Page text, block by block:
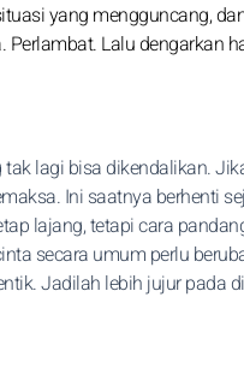
yang mengguncang,
Lalu dengarkan
lagi bisa dikendalikan.
Ini saatnya berhenti
lajang, tetapi cara
secara umum perlu
Jadilah lebih jujur pada